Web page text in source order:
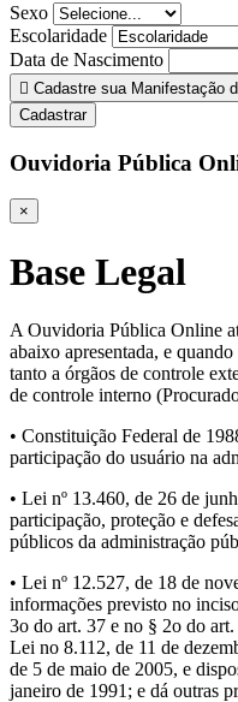
Sexo
Escolaridade
Data de Nascimento
Cadastre sua Manifestação
Cadastrar
Ouvidoria Pública
×
Base Legal
A Ouvidoria Pública Online
abaixo apresentada, e
tanto a órgãos de controle
de controle interno
• Constituição Federal de
participação do usuário na
• Lei nº 13.460, de 26 de
participação, proteção e
públicos da administração
• Lei nº 12.527, de 18 de
informações previsto no
3o do art. 37 e no § 2o do
Lei no 8.112, de 11 de
de 5 de maio de 2005, e
janeiro de 1991; e dá outras